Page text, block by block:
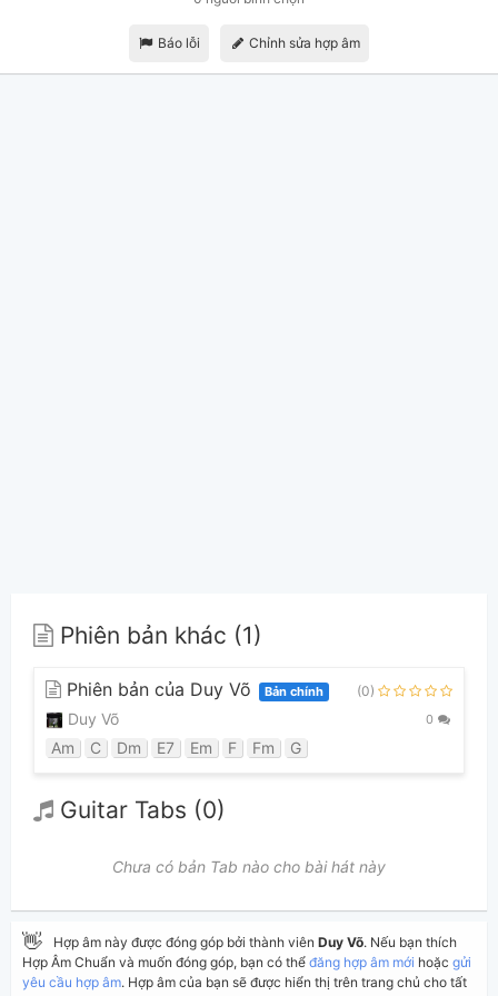
Báo lỗi Chỉnh sửa hợp âm
Phiên bản khác (1)
Phiên bản của Duy Võ Bản chính (0)
Duy Võ 0
Am C Dm E7 Em F Fm G
Guitar Tabs (0)
Chưa có bản Tab nào cho bài hát này
👋 Hợp âm này được đóng góp bởi thành viên Duy Võ. Nếu bạn thích
Hợp Âm Chuẩn và muốn đóng góp, bạn có thể đăng hợp âm mới hoặc gửi
yêu cầu hợp âm. Hợp âm của bạn sẽ được hiển thị trên trang chủ cho tất